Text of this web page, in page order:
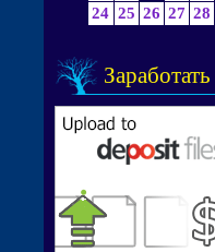
24 25 26 27 28
Заработать